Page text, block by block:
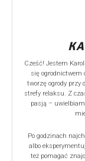
Cześć! Jestem
się ogrodnictwem
tworzę ogrody przy
strefy relaksu. Z
pasją –
Po godzinach
albo
też pomagać